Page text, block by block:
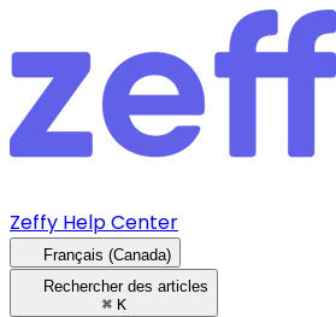
Zeffy Help Center
Français (Canada)
Rechercher des articles
⌘ K